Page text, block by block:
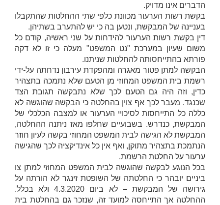
הדברים אינו מדויק.
בקשת רשות הערעור מכוונת כלפי שתי ההחלטות שהתקבלו
בעניינה של המבקשת, ונטען בה כי יש להתערב בשתיהן.
דין בקשת רשות הערעור להידחות על שני ראשיה, קודם כל
משום שעיון במערכת "נט המשפט" מעלה כי זו לא דקה
פורתא בהתייחסותה להחלטות שניתנו.
הבקשה למתן פטור מאגרה ומהפקדת עירבון נדחתה על-ידי
רשמת בית המשפט המחוזי מן הטעם שלא נתמכה בתצהיר
כדין, וזה היה גם הטעם לכך שלא נתבקשה תגובת הצד
שכנגד. מעבר לכך אף צוין בהחלטה כי הבקשה שהוגשה לא
כללה כל התייחסות לסיכויי הערעור או למצבה הכלכלי של
המבקשת, כנדרש. בשבועיים שחלפו מאז ניתנה ההחלטה,
המבקשת לא הגישה לבית המשפט המחוזי בקשה לעיון חוזר
הנתמכת בתצהיר מתוקן, ואף אין כל אינדיקציה לכך שהגישה
ערעור על החלטת הרשמת.
בכל הנוגע לבקשה שהוגשה לבית המשפט המחוזי למתן צו
ביניים יובהר כי החלטתה של השופטתזינגר לא הורתה על
גירושה של המבקשת – לא ביום 4.3.2020 ולא בכלל.
ההחלטה אך התייחסה למועד זה, שנזכר גם בהחלטת בית